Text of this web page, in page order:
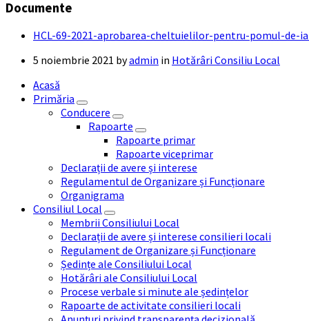
Documente
HCL-69-2021-aprobarea-cheltuielilor-pentru-pomul-de-
5 noiembrie 2021 byadmin in Hotărâri Consiliu Local
Acasă
Primăria
Conducere
Rapoarte
Rapoarte primar
Rapoarte viceprimar
Declarații de avere și interese
Regulamentul de Organizare și Funcționare
Organigrama
Consiliul Local
Membrii Consiliului Local
Declarații de avere și interese consilieri locali
Regulament de Organizare și Funcționare
Ședințe ale Consiliului Local
Hotărâri ale Consiliului Local
Procese verbale si minute ale ședințelor
Rapoarte de activitate consilieri locali